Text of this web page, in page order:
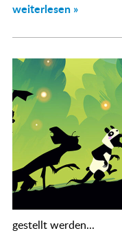
weiterlesen »
gestellt werden...